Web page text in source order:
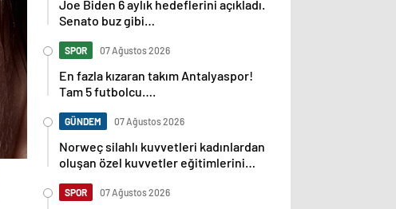
Joe Biden 6 aylık hedeflerini açıkladı.
Senato buz gibi…
SPOR 07 Ağustos 2026
En fazla kızaran takım Antalyaspor!
Tam 5 futbolcu….
GÜNDEM 07 Ağustos 2026
Norweç silahlı kuvvetleri kadınlardan
oluşan özel kuvvetler eğitimlerini
SPOR 07 Ağustos 2026